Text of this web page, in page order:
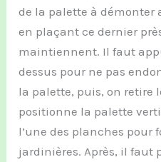
de la palette à démonter
en plaçant ce dernier
maintiennent. Il faut
dessus pour ne pas
la palette, puis, on retire
positionne la palette
l’une des planches pour
jardinières. Après, il faut